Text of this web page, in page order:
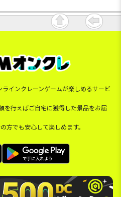
インクレーンゲームが楽しめるサービ
を行えばご自宅に獲得した景品をお届
方でも安心して楽しめます。